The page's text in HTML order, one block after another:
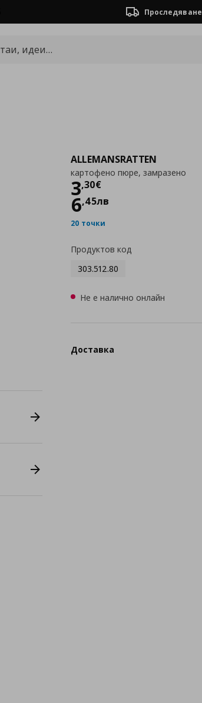
ALLEMANSRATTEN
картофено пюре, замразено
3,30€
Цена
6,45лв
20 точки
Продуктов код
303.512.80
Не е налично онлайн
Доставка